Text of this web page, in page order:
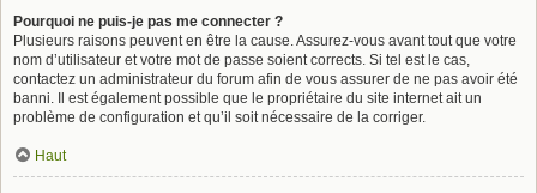
Pourquoi ne puis-je pas me connecter ?
Plusieurs raisons peuvent en être la cause. Assurez-vous avant tout que votre
nom d’utilisateur et votre mot de passe soient corrects. Si tel est le cas,
contactez un administrateur du forum afin de vous assurer de ne pas avoir été
banni. Il est également possible que le propriétaire du site internet ait un
problème de configuration et qu’il soit nécessaire de la corriger.
Haut